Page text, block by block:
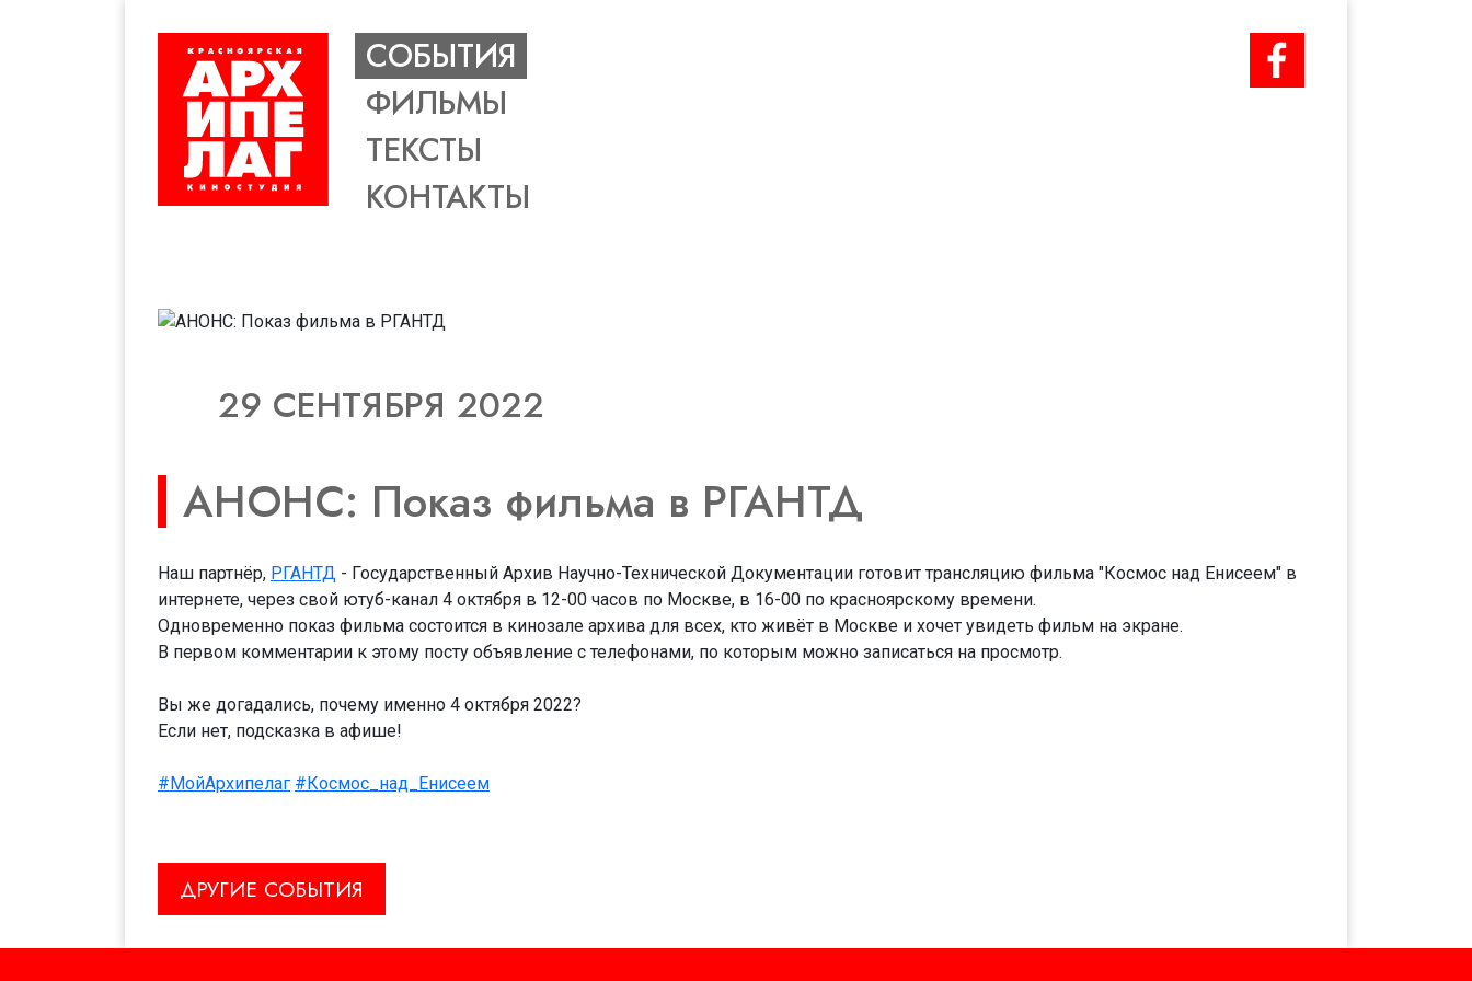
СОБЫТИЯ
ФИЛЬМЫ
ТЕКСТЫ
КОНТАКТЫ
29 СЕНТЯБРЯ 2022
АНОНС: Показ фильма в РГАНТД
Наш партнёр, РГАНТД - Государственный Архив Научно-Технической Документации готовит трансляцию фильма "Космос над Енисеем" в
интернете, через свой ютуб-канал 4 октября в 12-00 часов по Москве, в 16-00 по красноярскому времени.
Одновременно показ фильма состоится в кинозале архива для всех, кто живёт в Москве и хочет увидеть фильм на экране.
В первом комментарии к этому посту объявление с телефонами, по которым можно записаться на просмотр.
Вы же догадались, почему именно 4 октября 2022?
Если нет, подсказка в афише!
#МойАрхипелаг #Космос_над_Енисеем
ДРУГИЕ СОБЫТИЯ